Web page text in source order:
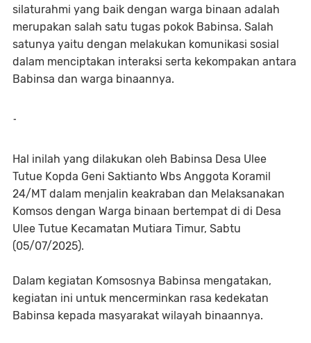
silaturahmi yang baik dengan warga binaan adalah
merupakan salah satu tugas pokok Babinsa. Salah
satunya yaitu dengan melakukan komunikasi sosial
dalam menciptakan interaksi serta kekompakan antara
Babinsa dan warga binaannya.
-
Hal inilah yang dilakukan oleh Babinsa Desa Ulee
Tutue Kopda Geni Saktianto Wbs Anggota Koramil
24/MT dalam menjalin keakraban dan Melaksanakan
Komsos dengan Warga binaan bertempat di di Desa
Ulee Tutue Kecamatan Mutiara Timur, Sabtu
(05/07/2025).
Dalam kegiatan Komsosnya Babinsa mengatakan,
kegiatan ini untuk mencerminkan rasa kedekatan
Babinsa kepada masyarakat wilayah binaannya.